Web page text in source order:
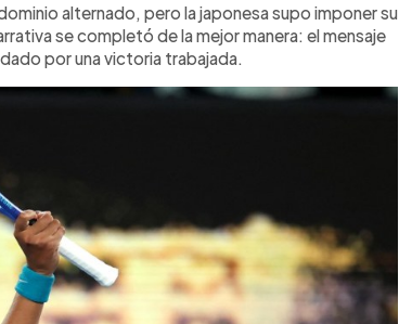
alternado, pero la japonesa supo imponer su
se completó de la mejor manera: el mensaje
por una victoria trabajada.